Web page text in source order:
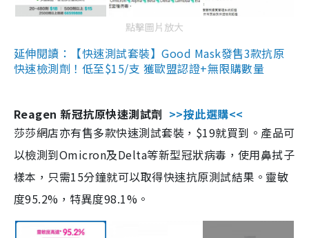
點擊圖片放大
延伸閱讀：【快速測試套裝】Good Mask發售3款抗原
快速檢測劑！低至$15/支 獲歐盟認證+無限購數量
Reagen 新冠抗原快速測試劑 >>按此選購<<
莎莎網店亦有售多款快速測試套裝，$19就買到。產品可
以檢測到Omicron及Delta等新型冠狀病毒，使用鼻拭子
樣本，只需15分鐘就可以取得快速抗原測試結果。靈敏
度95.2%，特異度98.1%。